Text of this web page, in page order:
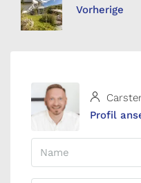
Vorherige
Profil